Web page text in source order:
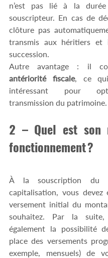
n’est pas lié à la
souscripteur. En cas de
clôture pas
transmis aux héritiers et
succession.
antériorité fiscale, ce
intéressant pour
transmission du patrimoine.
2 – Quel est son
fonctionnement ?
À la souscription du
capitalisation, vous devez
versement initial du
souhaitez. Par la
également la possibilité
place des versements
exemple, mensuels) de